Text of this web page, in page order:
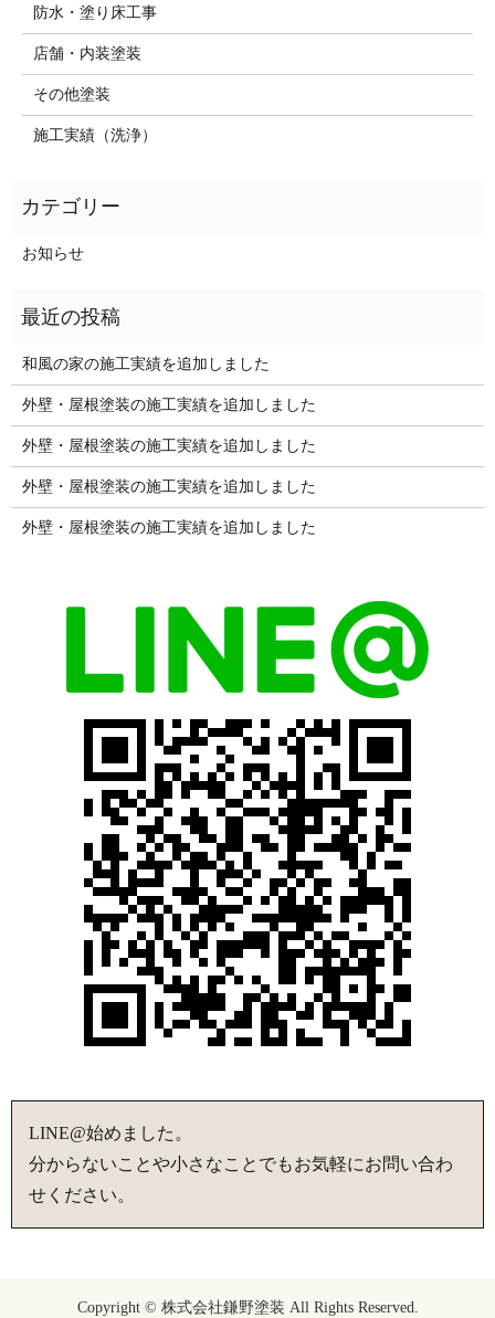
防水・塗り床工事
店舗・内装塗装
その他塗装
施工実績（洗浄）
お知らせ
和風の家の施工実績を追加しました
外壁・屋根塗装の施工実績を追加しました
外壁・屋根塗装の施工実績を追加しました
外壁・屋根塗装の施工実績を追加しました
外壁・屋根塗装の施工実績を追加しました
LINE@始めました。
分からないことや小さなことでもお気軽にお問い合わ
せください。
Copyright © 株式会社鎌野塗装 All Rights Reserved.